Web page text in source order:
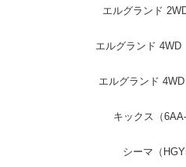
エルグランド
エルグランド 4WD
エルグランド 4WD
キックス（6AA-
シーマ（